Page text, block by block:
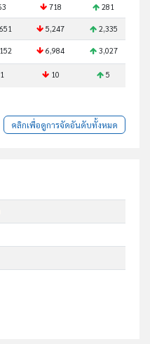
718 281
5,247 2,335
6,984 3,027
10 5
คลิกเพื่อดูการจัดอันดับทั้งหมด